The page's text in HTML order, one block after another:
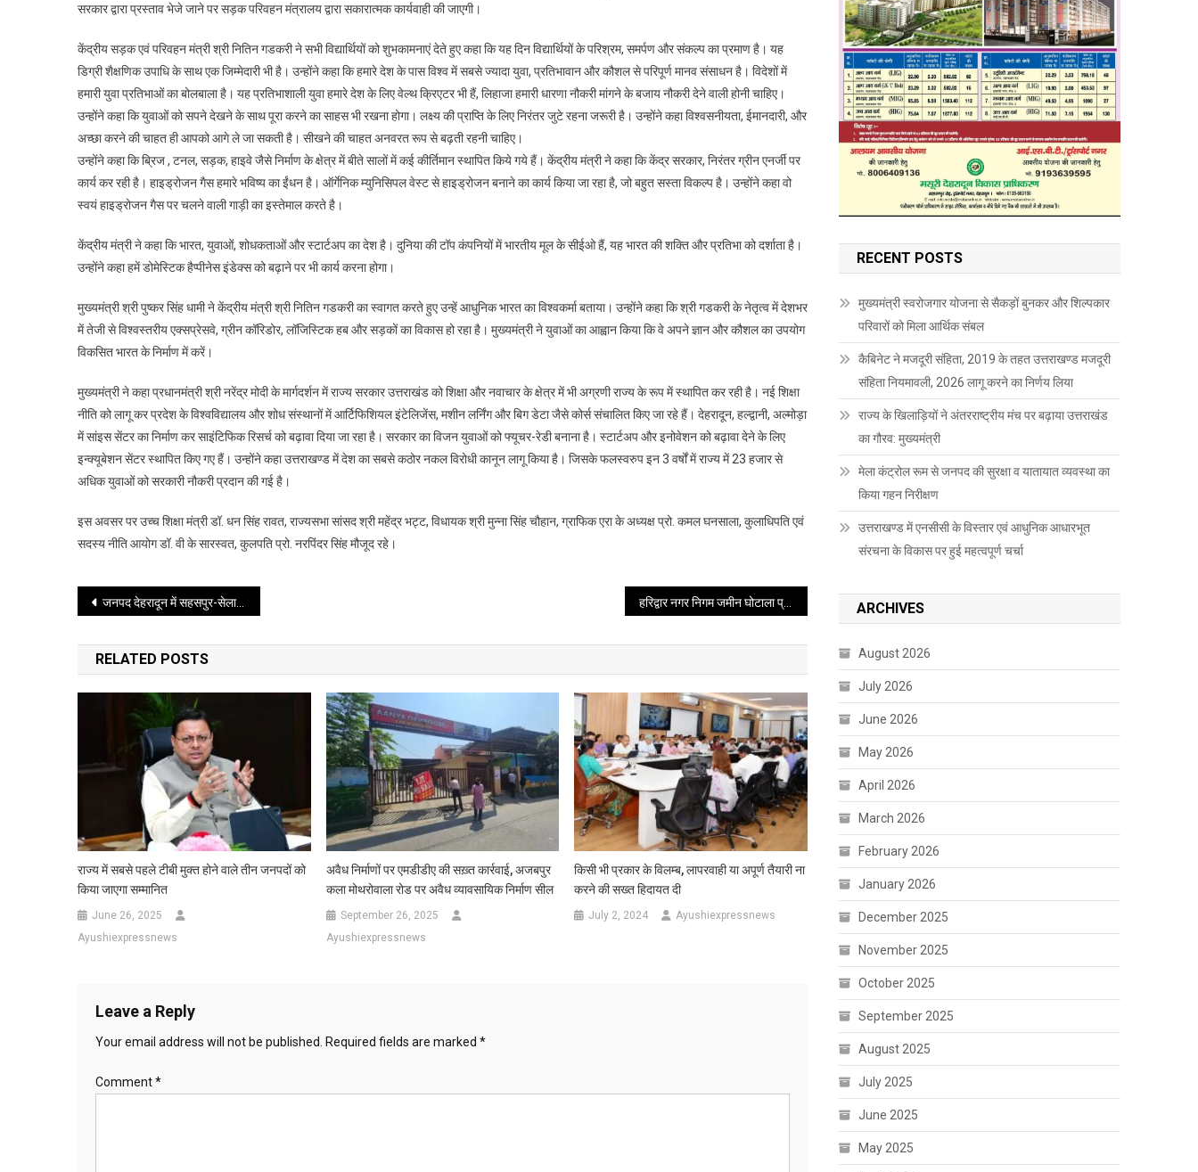
धामी
ग्राफिक
एरा
यूनिवर्सिटी
के
12वें
दीक्षांत
सरकार द्वारा प्रस्ताव भेजे जाने पर सड़क परिवहन मंत्रालय द्वारा सकारात्मक कार्यवाही की जाएगी।
केंद्रीय सड़क एवं परिवहन मंत्री श्री नितिन गडकरी ने सभी विद्यार्थियों को शुभकामनाएं देते हुए कहा कि यह दिन विद्यार्थियों के परिश्रम, समर्पण और संकल्प का प्रमाण है। यह
डिग्री शैक्षणिक उपाधि के साथ एक जिम्मेदारी भी है। उन्होंने कहा कि हमारे देश के पास विश्व में सबसे ज्यादा युवा, प्रतिभावान और कौशल से परिपूर्ण मानव संसाधन है। विदेशों में
हमारी युवा प्रतिभाओं का बोलबाला है। यह प्रतिभाशाली युवा हमारे देश के लिए वेल्थ क्रिएटर भी हैं, लिहाजा हमारी धारणा नौकरी मांगने के बजाय नौकरी देने वाली होनी चाहिए।
उन्होंने कहा कि युवाओं को सपने देखने के साथ पूरा करने का साहस भी रखना होगा। लक्ष्य की प्राप्ति के लिए निरंतर जुटे रहना जरूरी है। उन्होंने कहा विश्वसनीयता, ईमानदारी, और
अच्छा करने की चाहत ही आपको आगे ले जा सकती है। सीखने की चाहत अनवरत रूप से बढ़ती रहनी चाहिए।
उन्होंने कहा कि ब्रिज , टनल, सड़क, हाइवे जैसे निर्माण के क्षेत्र में बीते सालों में कई कीर्तिमान स्थापित किये गये हैं। केंद्रीय मंत्री ने कहा कि केंद्र सरकार, निरंतर ग्रीन एनर्जी पर
कार्य कर रही है। हाइड्रोजन गैस हमारे भविष्य का ईंधन है। ऑर्गेनिक म्युनिसिपल वेस्ट से हाइड्रोजन बनाने का कार्य किया जा रहा है, जो बहुत सस्ता विकल्प है। उन्होंने कहा वो
स्वयं हाइड्रोजन गैस पर चलने वाली गाड़ी का इस्तेमाल करते है।
केंद्रीय मंत्री ने कहा कि भारत, युवाओं, शोधकताओं और स्टार्टअप का देश है। दुनिया की टॉप कंपनियों में भारतीय मूल के सीईओ हैं, यह भारत की शक्ति और प्रतिभा को दर्शाता है।
उन्होंने कहा हमें डोमेस्टिक हैप्पीनेस इंडेक्स को बढ़ाने पर भी कार्य करना होगा।
मुख्यमंत्री श्री पुष्कर सिंह धामी ने केंद्रीय मंत्री श्री नितिन गडकरी का स्वागत करते हुए उन्हें आधुनिक भारत का विश्वकर्मा बताया। उन्होंने कहा कि श्री गडकरी के नेतृत्व में देशभर
में तेजी से विश्वस्तरीय एक्सप्रेसवे, ग्रीन कॉरिडोर, लॉजिस्टिक हब और सड़कों का विकास हो रहा है। मुख्यमंत्री ने युवाओं का आह्वान किया कि वे अपने ज्ञान और कौशल का उपयोग
विकसित भारत के निर्माण में करें।
मुख्यमंत्री ने कहा प्रधानमंत्री श्री नरेंद्र मोदी के मार्गदर्शन में राज्य सरकार उत्तराखंड को शिक्षा और नवाचार के क्षेत्र में भी अग्रणी राज्य के रूप में स्थापित कर रही है। नई शिक्षा
नीति को लागू कर प्रदेश के विश्वविद्यालय और शोध संस्थानों में आर्टिफिशियल इंटेलिजेंस, मशीन लर्निंग और बिग डेटा जैसे कोर्स संचालित किए जा रहे हैं। देहरादून, हल्द्वानी, अल्मोड़ा
में सांइस सेंटर का निर्माण कर साइंटिफिक रिसर्च को बढ़ावा दिया जा रहा है। सरकार का विजन युवाओं को फ्यूचर-रेडी बनाना है। स्टार्टअप और इनोवेशन को बढ़ावा देने के लिए
इन्क्यूबेशन सेंटर स्थापित किए गए हैं। उन्होंने कहा उत्तराखण्ड में देश का सबसे कठोर नकल विरोधी कानून लागू किया है। जिसके फलस्वरुप इन 3 वर्षों में राज्य में 23 हजार से
अधिक युवाओं को सरकारी नौकरी प्रदान की गई है।
इस अवसर पर उच्च शिक्षा मंत्री डॉ. धन सिंह रावत, राज्यसभा सांसद श्री महेंद्र भट्ट, विधायक श्री मुन्ना सिंह चौहान, ग्राफिक एरा के अध्यक्ष प्रो. कमल घनसाला, कुलाधिपति एवं
सदस्य नीति आयोग डॉ. वी के सारस्वत, कुलपति प्रो. नरपिंदर सिंह मौजूद रहे।
Post
navigation
जनपद देहरादून में सहसपुर-सेलाकुई के विभिन्न मेडिकल स्टोरों का किया गया संयुक्त निरीक्षण
RELATED POSTS
राज्य में सबसे पहले टीबी मुक्त होने वाले तीन जनपदों को
किया जाएगा सम्मानित
June 26, 2025
Ayushiexpressnews
अवैध निर्माणों पर एमडीडीए की सख़्त कार्रवाई, अजबपुर
कला मोथरोवाला रोड पर अवैध व्यावसायिक निर्माण सील
September 26, 2025
Ayushiexpressnews
किसी भी प्रकार के विलम्ब, लापरवाही या अपूर्ण तैयारी ना
करने की सख्त हिदायत दी
July 2, 2024 Ayushiexpressnews
Leave a Reply
Your email address will not be published. Required fields are marked *
Comment*
RECENT POSTS
मुख्यमंत्री स्वरोजगार योजना से सैकड़ों बुनकर और शिल्पकार
परिवारों को मिला आर्थिक संबल
कैबिनेट ने मजदूरी संहिता, 2019 के तहत उत्तराखण्ड मजदूरी
संहिता नियमावली, 2026 लागू करने का निर्णय लिया
राज्य के खिलाड़ियों ने अंतरराष्ट्रीय मंच पर बढ़ाया उत्तराखंड
का गौरव: मुख्यमंत्री
मेला कंट्रोल रूम से जनपद की सुरक्षा व यातायात व्यवस्था का
किया गहन निरीक्षण
उत्तराखण्ड में एनसीसी के विस्तार एवं आधुनिक आधारभूत
संरचना के विकास पर हुई महत्वपूर्ण चर्चा
ARCHIVES
August 2026
July 2026
June 2026
May 2026
April 2026
March 2026
February 2026
January 2026
December 2025
November 2025
October 2025
September 2025
August 2025
July 2025
June 2025
May 2025